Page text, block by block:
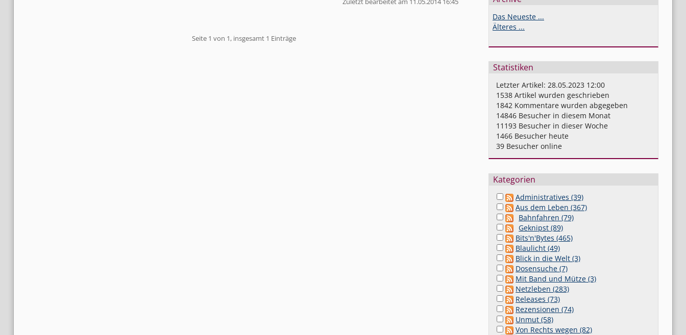
Seite 1 von 1, insgesamt 1 Einträge
Das Neueste ...
Älteres ...
Statistiken
Letzter Artikel: 28.05.2023 12:00
1538Artikel wurden geschrieben
1842Kommentare wurden abgegeben
14846Besucher in diesem Monat
11193 Besucher in dieser Woche
1466Besucher heute
39Besucher online
Kategorien
Administratives (39)
Aus dem Leben (367)
Bahnfahren (79)
Geknipst (89)
Bits'n'Bytes (465)
Blaulicht (49)
Blick in die Welt (3)
Dosensuche (7)
Mit Band und Mütze (3)
Netzleben (283)
Releases (73)
Rezensionen (74)
Unmut (58)
Von Rechts wegen (82)